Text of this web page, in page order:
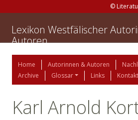
©
Lexikon Westfälischer
Autoren
Home Autorinnen & Autoren
Archive
Glossar Links Kontakt
Karl Arnold